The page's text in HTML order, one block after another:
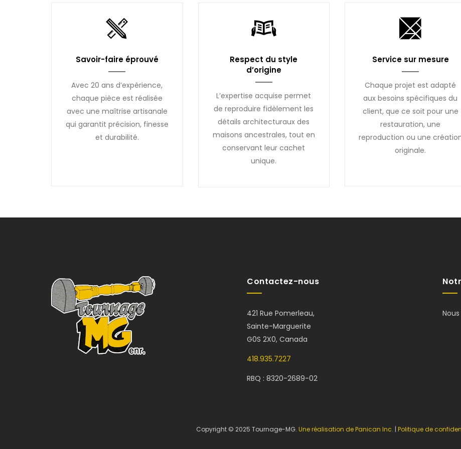
Savoir-faire éprouvé
Avec 20 ans d’expérience,
chaque pièce est réalisée
avec une maîtrise artisanale
qui garantit précision, finesse
et durabilité.
Respect du style
d’origine
L’expertise acquise permet
de reproduire fidèlement les
détails architecturaux des
maisons ancestrales, tout en
conservant leur cachet
unique.
Service sur mesure
Chaque projet est adapté
aux besoins spécifiques du
client, que ce soit pour une
restauration, une
reproduction ou une
originale.
Contactez-nous
421 Rue Pomerleau,
Sainte-Marguerite
G0S 2X0, Canada
418.935.7227
RBQ : 8320-2689-02
Copyright © 2025 Tournage-MG. Une réalisation de Panican Inc. | Politique de